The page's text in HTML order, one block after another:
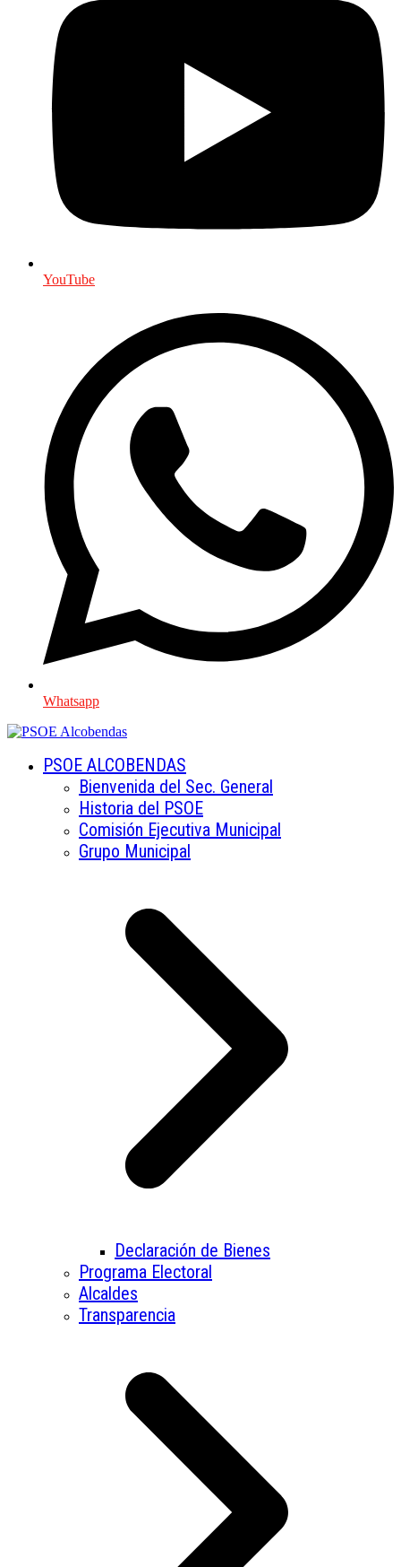
YouTube
Whatsapp
PSOE ALCOBENDAS
Bienvenida del Sec. General
Historia del PSOE
Comisión Ejecutiva Municipal
Grupo Municipal
Declaración de Bienes
Programa Electoral
Alcaldes
Transparencia